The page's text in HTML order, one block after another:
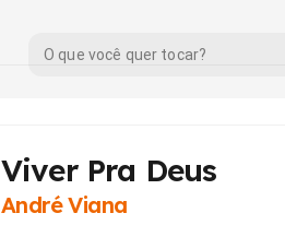
Viver Pra Deus
André Viana